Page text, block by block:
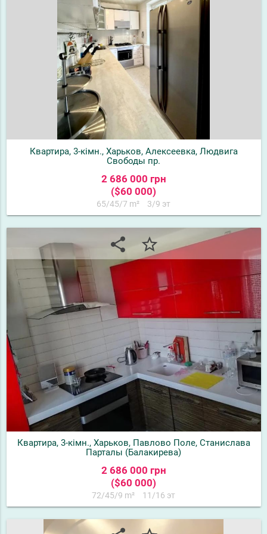
Квартира, 3-кімн., Харьков, Алексеевка, Людвига
Свободы пр.
2 686 000 грн
($60 000)
65/45/7 m² 3/9 эт
share star_border
Квартира, 3-кімн., Харьков, Павлово Поле, Станислава
Парталы (Балакирева)
2 686 000 грн
($60 000)
72/45/9 m² 11/16 эт